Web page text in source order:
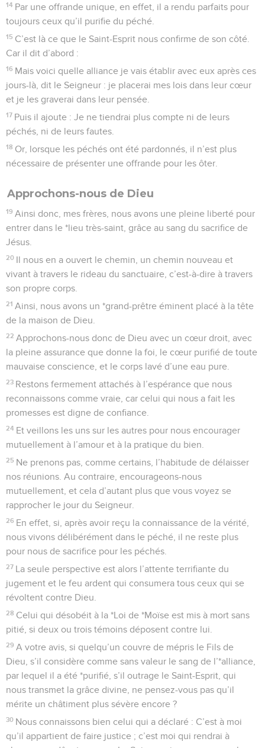
14 Par une offrande unique, en effet, il a rendu parfaits pour
toujours ceux qu’il purifie du péché.
15 C’est là ce que le Saint-Esprit nous confirme de son côté.
Car il dit d’abord :
16 Mais voici quelle alliance je vais établir avec eux après ces
jours-là, dit le Seigneur : je placerai mes lois dans leur cœur
et je les graverai dans leur pensée.
17 Puis il ajoute : Je ne tiendrai plus compte ni de leurs
péchés, ni de leurs fautes.
18 Or, lorsque les péchés ont été pardonnés, il n’est plus
nécessaire de présenter une offrande pour les ôter.
Approchons-nous de Dieu
19 Ainsi donc, mes frères, nous avons une pleine liberté pour
entrer dans le *lieu très-saint, grâce au sang du sacrifice de
Jésus.
20 Il nous en a ouvert le chemin, un chemin nouveau et
vivant à travers le rideau du sanctuaire, c’est-à-dire à travers
son propre corps.
21 Ainsi, nous avons un *grand-prêtre éminent placé à la tête
de la maison de Dieu.
22 Approchons-nous donc de Dieu avec un cœur droit, avec
la pleine assurance que donne la foi, le cœur purifié de toute
mauvaise conscience, et le corps lavé d’une eau pure.
23 Restons fermement attachés à l’espérance que nous
reconnaissons comme vraie, car celui qui nous a fait les
promesses est digne de confiance.
24 Et veillons les uns sur les autres pour nous encourager
mutuellement à l’amour et à la pratique du bien.
25 Ne prenons pas, comme certains, l’habitude de délaisser
nos réunions. Au contraire, encourageons-nous
mutuellement, et cela d’autant plus que vous voyez se
rapprocher le jour du Seigneur.
26 En effet, si, après avoir reçu la connaissance de la vérité,
nous vivons délibérément dans le péché, il ne reste plus
pour nous de sacrifice pour les péchés.
27 La seule perspective est alors l’attente terrifiante du
jugement et le feu ardent qui consumera tous ceux qui se
révoltent contre Dieu.
28 Celui qui désobéit à la *Loi de *Moïse est mis à mort sans
pitié, si deux ou trois témoins déposent contre lui.
29 A votre avis, si quelqu’un couvre de mépris le Fils de
Dieu, s’il considère comme sans valeur le sang de l’*alliance,
par lequel il a été *purifié, s’il outrage le Saint-Esprit, qui
nous transmet la grâce divine, ne pensez-vous pas qu’il
mérite un châtiment plus sévère encore ?
30 Nous connaissons bien celui qui a déclaré : C’est à moi
qu’il appartient de faire justice ; c’est moi qui rendrai à